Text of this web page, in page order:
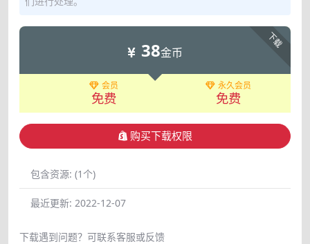
下载
38金币
会员
免费
永久会员
免费
购买下载权限
包含资源: (1个)
最近更新: 2022-12-07
下载遇到问题？可联系客服或反馈